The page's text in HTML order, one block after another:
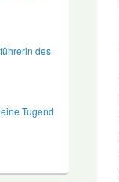
des
Tugend